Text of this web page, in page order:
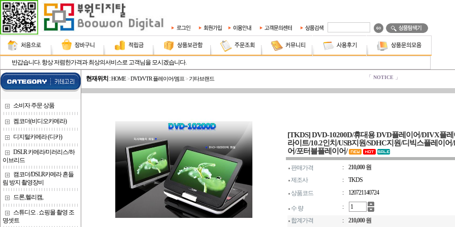
반갑습니다. 항상 저렴한가격과 최상의서비스로 고객님을 모시겠습니다.
소비자 주문 상품
켐코더(비디오카메라)
디지털카메라 (디카)
DSLR 카메라/미러리스/하
이브리드
캠코더/DSLR카메라 흔들
림 방지 촬영장비
드론,헬리캠,
스튜디오 . 쇼핑몰 촬영 조
명셋트
현재위치 :HOME>DVD/VTR 플레이어/엠프 >기타브랜드
[TKDS] DVD-10200D/휴대용 DVD플레이어/DIVX플
라이트/10.2인치/USB지원/SDHC지원/디빅스플레이어/
어/포터블플레이어/
판매가격 :
210,000 원
제조사
:
TKDS
상품코드
: 120721140724
수 량
:
합계가격
: 210,000 원